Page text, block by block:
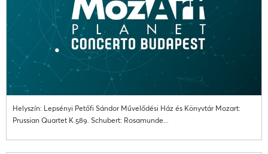
Helyszín: Lepsényi Petőfi Sándor Művelődési Ház és Könyvtár Mozart:
Prussian Quartet K.589. Schubert: Rosamunde...